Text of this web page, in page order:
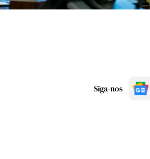
Siga-nos